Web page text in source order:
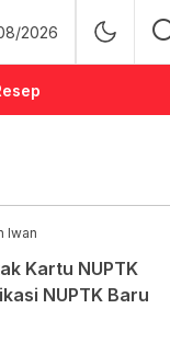
2026
Iwan
Kartu NUPTK
NUPTK Baru